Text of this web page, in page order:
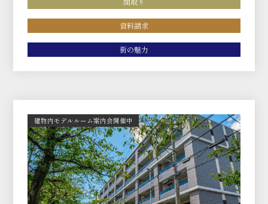
資料請求
街の魅力
建物内モデルルーム案内会開催中